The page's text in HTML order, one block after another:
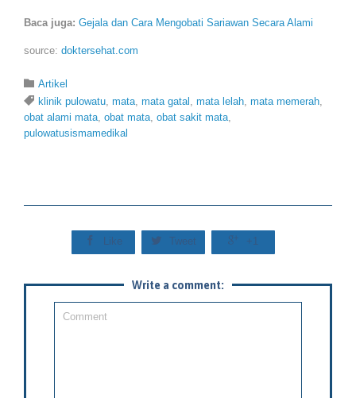
Baca juga: Gejala dan Cara Mengobati Sariawan Secara Alami
source: doktersehat.com
 Category
Artikel
 Tags
klinik pulowatu, mata, mata gatal , mata lelah, mata memerah,
obat alami mata, obat mata, obat sakit mata,
pulowatusismamedikal
 Like  Tweet  +1
Write a comment: